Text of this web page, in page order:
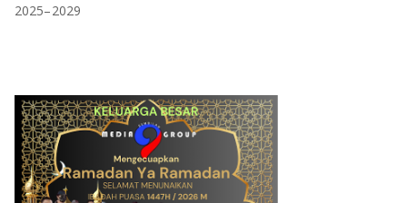
2025–2029